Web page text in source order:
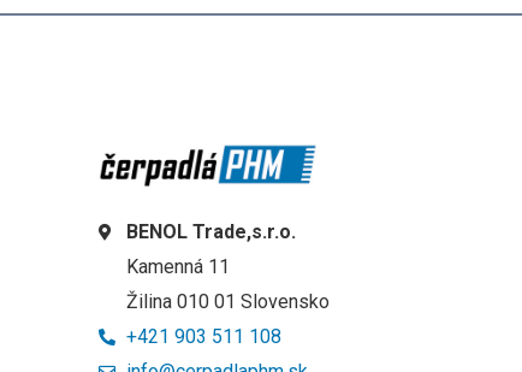
BENOL Trade,s.r.o.
Kamenná 11
Žilina 010 01 Slovensko
+421 903 511 108